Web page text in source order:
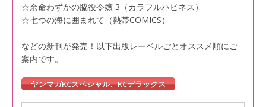
☆余命わずかの脇役令嬢 3（カラフルハピネス）
☆七つの海に囲まれて（熱帯COMICS）
などの新刊が発売！以下出版レーベルごとオススメ順にご
案内です。
ヤンマガKCスペシャル、KCデラックス